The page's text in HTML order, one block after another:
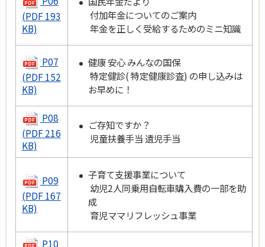
(PDF 193
KB)
付加年金についてのご案内
年金を正しく受給するためのミニ知識
P07
(PDF 152
KB)
健康 安心 みんなの国保
特定健診( 特定健康診査) の申し込みは
お早めに！
P08
(PDF 216
KB)
ご存知ですか？
児童扶養手当 遺児手当
P09
(PDF 167
KB)
子育て支援事業について
幼児2人同乗用自転車購入費の一部を助
成
育児ママリフレッシュ事業
P10